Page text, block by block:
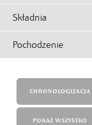
Składnia
Pochodzenie
CHRONOLOGIZACJA
POKAŻ WSZYSTKO